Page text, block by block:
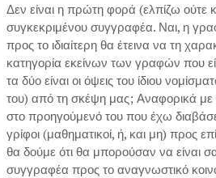
Δεν είναι η πρώτη φορά (ελπίζω ούτε
συγκεκριμένου συγγραφέα. Ναι, η
προς το ιδιαίτερη θα έτεινα να τη
κατηγορία εκείνων των γραφών που
τα δύο είναι οι όψεις του ίδιου
του) από τη σκέψη μας; Αναφορικά
στο προηγούμενό του που έχω
γρίφοι (μαθηματικοί, ή, και μη) προς
θα δούμε ότι θα μπορούσαν να είναι
συγγραφέα προς το αναγνωστικό